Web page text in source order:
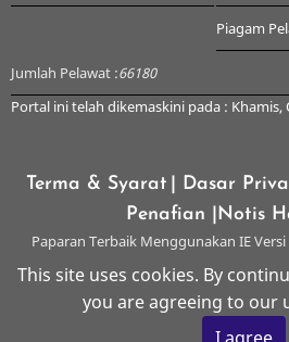
Piagam
Jumlah Pelawat :66180
Portal ini telah dikemaskini pada : Khamis,
Terma & Syarat | Dasar
Penafian
|Notis
Paparan Terbaik Menggunakan IE
Terkini & ke atas dengan
© 2026 Majlis Perbandaran
This site uses cookies. By
you are agreeing to our